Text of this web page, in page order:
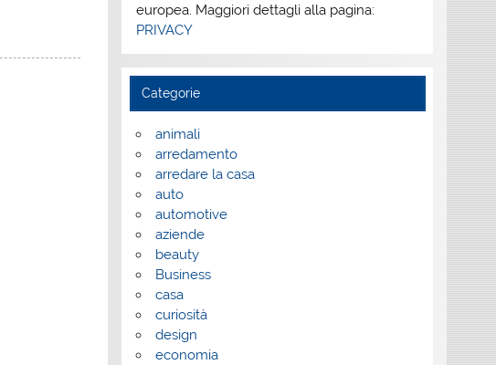
europea. Maggiori dettagli alla pagina:
PRIVACY
Categorie
animali
arredamento
arredare la casa
auto
automotive
aziende
beauty
Business
casa
curiosità
design
economia